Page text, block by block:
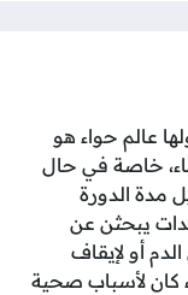
عالم حواء هو
خاصة في حال
مدة الدورة
يبحثن عن
أو لإيقاف
كان لأسباب صحية